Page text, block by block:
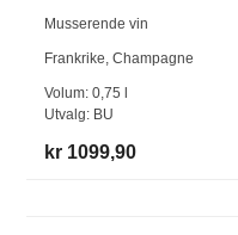
Musserende vin
Frankrike,Champagne
Volum:0,75
Utvalg: BU
kr 1099,90